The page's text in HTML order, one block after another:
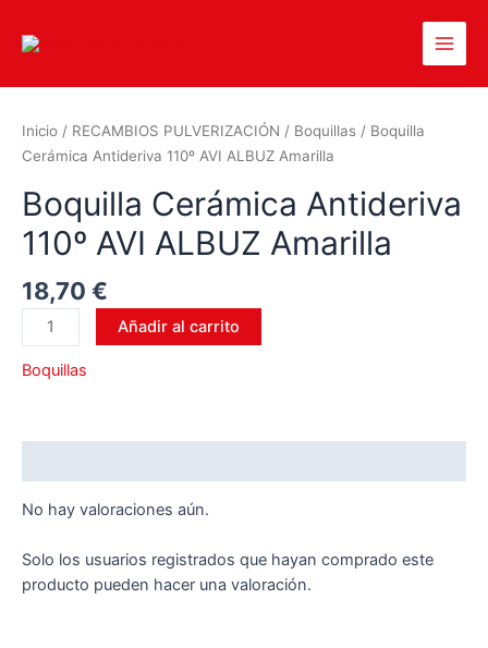
Inicio / RECAMBIOS PULVERIZACIÓN / Boquillas / Boquilla
Cerámica Antideriva 110º AVI ALBUZ Amarilla
Boquilla Cerámica Antideriva
110º AVI ALBUZ Amarilla
18,70 €
Añadir al carrito
Boquillas
No hay valoraciones aún.
Solo los usuarios registrados que hayan comprado este
producto pueden hacer una valoración.